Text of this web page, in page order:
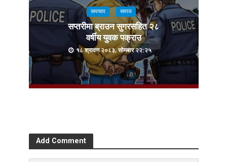
समाचार समाज
सप्तरीमा ब्राउन सुगरसहित २८
वर्षीय युवक पक्राउ
१८ श्रावण २०८३, सोमबार २२:२५
Add Comment